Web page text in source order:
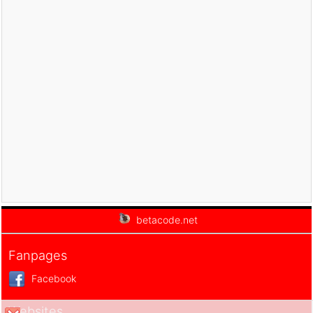
Руководство Java Reflection
Java Удаленный вызов методов - Java RMI
Какую платформу я должен выбрать для разработки
приложений Java Desktop?
Руководство Java Commons IO
Руководство Java Commons Email
betacode.net
Fanpages
Facebook